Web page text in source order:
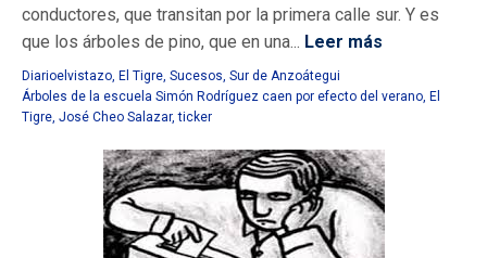
conductores, que transitan por la primera calle sur. Y es
que los árboles de pino, que en una... Leer más
Diarioelvistazo, El Tigre, Sucesos, Sur de Anzoátegui
Árboles de la escuela Simón Rodríguez caen por efecto del verano, El
Tigre, José Cheo Salazar,ticker